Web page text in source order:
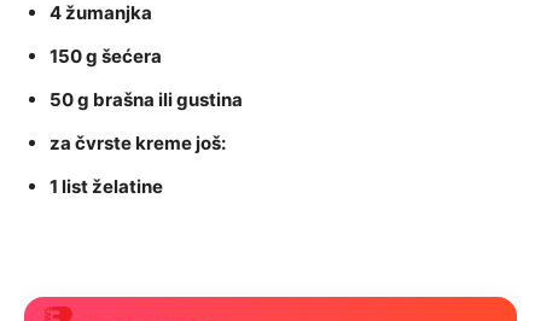
4 žumanjka
150 g šećera
50 g brašna ili gustina
za čvrste kreme još:
1 list želatine